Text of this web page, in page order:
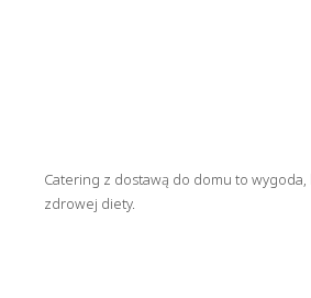
Catering z dostawą do domu to
zdrowej diety.